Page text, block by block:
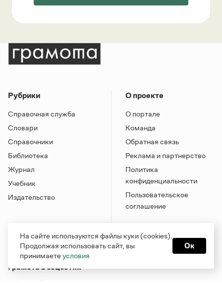
Рубрики
Справочная служба
Словари
Справочники
Библиотека
Журнал
Учебник
Издательство
О проекте
О портале
Команда
Обратная связь
Реклама и партнерство
Политика
конфиденциальности
Пользовательское
соглашение
Грамота в соцсетях
На сайте используются файлы куки (cookies).
Продолжая использовать сайт, вы
принимаетеусловия
Ок